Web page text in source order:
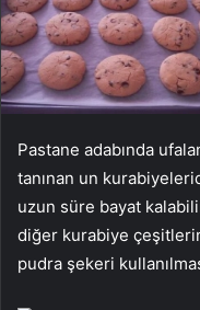
Pastane adabında
tanınan un
uzun süre bayat
diğer kurabiye
pudra şekeri